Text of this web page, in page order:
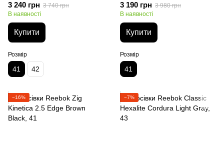
3 240 грн 3 740 грн
В наявності
Купити
Розмір
41 42
3 190 грн 3 980 грн
В наявності
Купити
Розмір
41
−16% −7%